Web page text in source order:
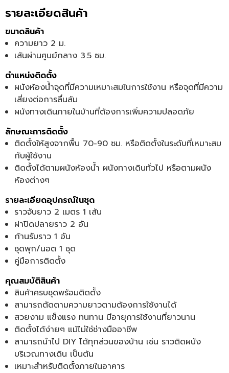
รายละเอียดสินค้า
ขนาดสินค้า
ความยาว 2 ม.
เส้นผ่านศูนย์กลาง 3.5 ซม.
ตำแหน่งติดตั้ง
ผนังห้องน้ำจุดที่มีความเหมาะสมในการใช้งาน หรือจุดที่มีความ
เสี่ยงต่อการลื่นล้ม
ผนังทางเดินภายในบ้านที่ต้องการเพิ่มความปลอดภัย
ลักษณะการติดตั้ง
ติดตั้งให้สูงจากพื้น 70-90 ซม. หรือติดตั้งในระดับที่เหมาะสม
กับผู้ใช้งาน
ติดตั้งได้ตามผนังห้องน้ำ ผนังทางเดินทั่วไป หรือตามผนัง
ห้องต่างๆ
รายละเอียดอุปกรณ์ในชุด
ราวจับยาว 2 เมตร 1 เส้น
ฝาปิดปลายราว 2 อัน
ก้านรับราว 1 อัน
ชุดพุก/นอต 1 ชุด
คู่มือการติดตั้ง
คุณสมบัติสินค้า
สินค้าครบชุดพร้อมติดตั้ง
สามารถตัดตามความยาวตามต้องการใช้งานได้
สวยงาม แข็งแรง ทนทาน มีอายุการใช้งานที่ยาวนาน
ติดตั้งได้ง่ายๆ แม้ไม่ใช่ช่างมืออาชีพ
สามารถนำไป DIY ได้ทุกส่วนของบ้าน เช่น ราวติดผนัง
บริเวณทางเดิน เป็นต้น
เหมาะสำหรับติดตั้งภายในอาคาร